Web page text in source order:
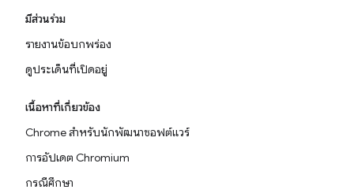
มีส่วนร่วม
รายงานข้อบกพร่อง
ดูประเด็นที่เปิดอยู่
เนื้อหาที่เกี่ยวข้อง
Chrome สำหรับนักพัฒนาซอฟต์แวร์
การอัปเดต Chromium
กรณีศึกษา